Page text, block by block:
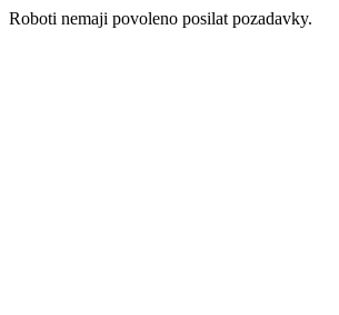
Roboti nemaji povoleno posilat pozadavky.